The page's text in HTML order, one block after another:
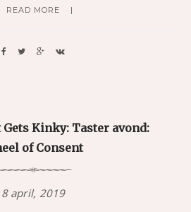
READ MORE
Kinky: Taster avond:
of Consent
8 april, 2019